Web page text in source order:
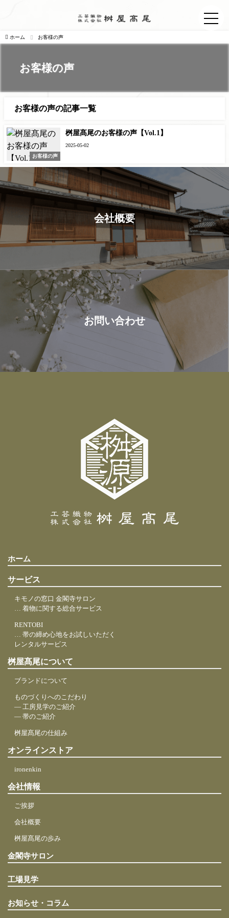
ホーム お客様の声
お客様の声
お客様の声の記事一覧
お客様の声
桝屋髙尾のお客様の声【Vol.1】
2025-05-02
会社概要
お問い合わせ
ホーム
サービス
キモノの窓口 金閣寺サロン
… 着物に関する総合サービス
RENTOBI
… 帯の締め心地をお試しいただく
レンタルサービス
桝屋髙尾について
ブランドについて
ものづくりへのこだわり
― 工房見学のご紹介
― 帯のご紹介
桝屋髙尾の仕組み
オンラインストア
ironenkin
会社情報
ご挨拶
会社概要
桝屋髙尾の歩み
金閣寺サロン
工場見学
お知らせ・コラム